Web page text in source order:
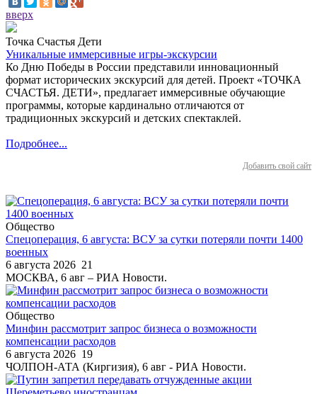
вверх
Точка Счастья Дети
Уникальные иммерсивные игры-экскурсии
Ко Дню Победы в России представили инновационный
формат исторических экскурсий для детей. Проект «ТОЧКА
СЧАСТЬЯ. ДЕТИ», предлагает иммерсивные обучающие
программы, которые кардинально отличаются от
традиционных экскурсий и детских спектаклей.
Подробнее...
Добавить свой сайт
Общество
Спецоперация, 6 августа: ВСУ за сутки потеряли почти 1400
военных
6 августа 2026 21
МОСКВА, 6 авг – РИА Новости.
Общество
Минфин рассмотрит запрос бизнеса о возможности
компенсации расходов
6 августа 2026 19
ЧОЛПОН-АТА (Киргизия), 6 авг - РИА Новости.